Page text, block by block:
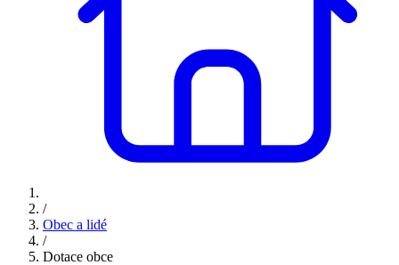
/
Obec a lidé
/
Dotace obce